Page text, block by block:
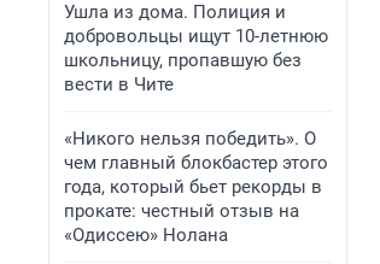
Ушла из дома. Полиция и
добровольцы ищут 10-летнюю
школьницу, пропавшую без
вести в Чите
«Никого нельзя победить». О
чем главный блокбастер этого
года, который бьет рекорды в
прокате: честный отзыв на
«Одиссею» Нолана